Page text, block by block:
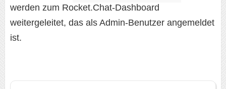
werden zum Rocket.Chat-Dashboard
weitergeleitet, das als Admin-Benutzer angemeldet
ist.